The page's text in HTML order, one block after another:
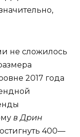
не сложилось
2017 года
в Дрин
400—